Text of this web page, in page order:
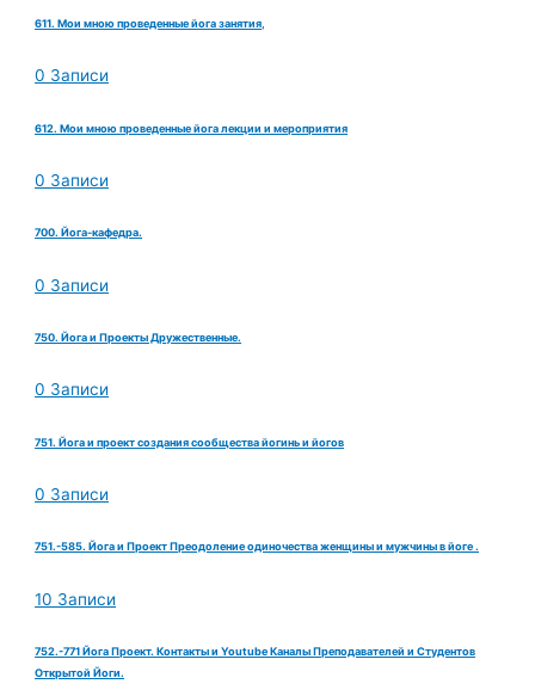
611. Мои мною проведенные йога занятия,
0 Записи
612. Мои мною проведенные йога лекции и мероприятия
0 Записи
700. Йога-кафедра.
0 Записи
750. Йога и Проекты Дружественные.
0 Записи
751. Йога и проект создания сообщества йогинь и йогов
0 Записи
751.-585. Йога и Проект Преодоление одиночества женщины и мужчины в йоге .
10 Записи
752.-771 Йога Проект. Контакты и Youtube Каналы Преподавателей и Студентов
Открытой Йоги.